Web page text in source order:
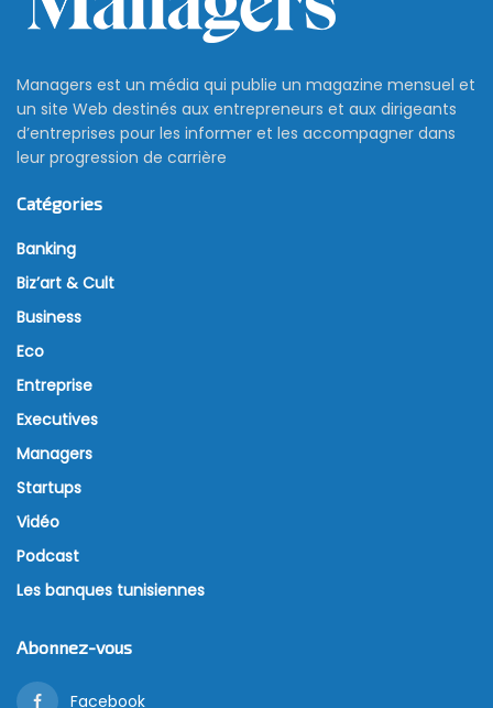
Managers est un média qui publie un magazine mensuel et
un site Web destinés aux entrepreneurs et aux dirigeants
d’entreprises pour les informer et les accompagner dans
leur progression de carrière
Catégories
Banking
Biz’art & Cult
Business
Eco
Entreprise
Executives
Managers
Startups
Vidéo
Podcast
Les banques tunisiennes
Abonnez-vous
Facebook